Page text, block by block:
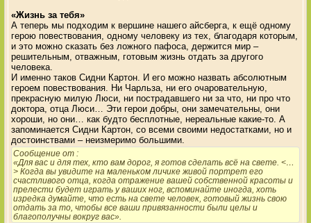
«Жизнь за тебя»
А теперь мы подходим к вершине нашего айсберга, к ещё одному
герою повествования, одному человеку из тех, благодаря которым,
и это можно сказать без ложного пафоса, держится мир –
решительным, отважным, готовым жизнь отдать за другого
человека.
И именно таков Сидни Картон. И его можно назвать абсолютным
героем повествования. Ни Чарльза, ни его очаровательную,
прекрасную милую Люси, ни пострадавшего ни за что, ни про что
доктора, отца Люси… Эти герои добры, они замечательны, они
хороши, но они… как будто бесплотные, нереальные какие-то. А
запоминается Сидни Картон, со всеми своими недостатками, но и
достоинствами – неизмеримо большими.
Сообщение от :
«Для вас и для тех, кто вам дорог, я готов сделать всё на свете. <…
> Когда вы увидите на маленьком личике живой портрет его
счастливого отца, когда отражение вашей собственной красоты и
прелести будет играть у ваших ног, вспоминайте иногда, хоть
изредка думайте, что есть на свете человек, готовый жизнь свою
отдать за то, чтобы все ваши привязанности были целы и
благополучны вокруг вас».